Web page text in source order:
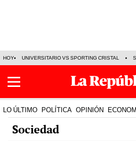
HOY UNIVERSITARIO VS SPORTING CRISTAL
LO ÚLTIMO POLÍTICA OPINIÓN
Sociedad